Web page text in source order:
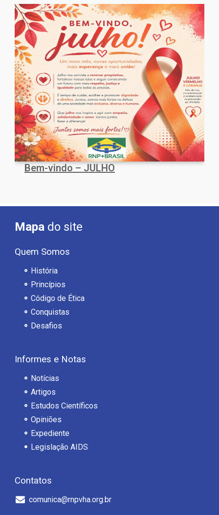
Bem-vindo – JULHO
Mapa do site
Quem Somos
História
Princípios
Código de Ética
Conquistas
Desafios
Informes e Notas
Notícias
Artigos
Estudos Científicos
Opiniões
Expediente
Legislação AIDS
Contatos
comunica@rnpvha.org.br